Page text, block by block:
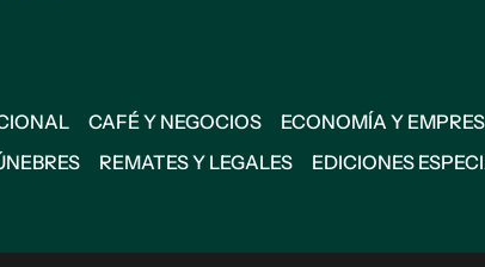
CAFÉ Y NEGOCIOS ECONOMÍA Y
REMATES Y LEGALES EDICIONES